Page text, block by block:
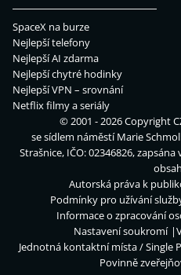
SpaceX na burze
Nejlepší telefony
Nejlepší AI zdarma
Nejlepší chytré hodinky
Nejlepší VPN – srovnání
Netflix filmy a seriály
© 2001 - 2026 Copyright
se sídlem náměstí Marie
Strašnice, IČO: 02346826,
Autorská práva k
Podmínky pro užívání
Informace o zpracování
Nastavení soukromí
Jednotná kontaktní místa / Single
Povinně